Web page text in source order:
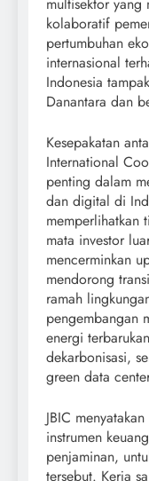
kolaboratif
pertumbuhan
internasional
Indonesia
Danantara dan
Kesepakatan
International
penting dalam
dan digital di
memperlihatkan
mata investor
mencerminkan
mendorong
ramah
pengembangan
energi
dekarbonisasi,
green data
JBIC
instrumen
penjaminan,
tersebut. Kerja